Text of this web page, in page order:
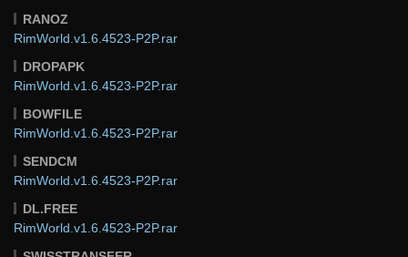
RANOZ
RimWorld.v1.6.4523-P2P.rar
DROPAPK
RimWorld.v1.6.4523-P2P.rar
BOWFILE
RimWorld.v1.6.4523-P2P.rar
SENDCM
RimWorld.v1.6.4523-P2P.rar
DL.FREE
RimWorld.v1.6.4523-P2P.rar